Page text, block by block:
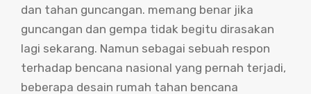
dan tahan guncangan. memang benar jika
guncangan dan gempa tidak begitu dirasakan
lagi sekarang. Namun sebagai sebuah respon
terhadap bencana nasional yang pernah terjadi,
beberapa desain rumah tahan bencana